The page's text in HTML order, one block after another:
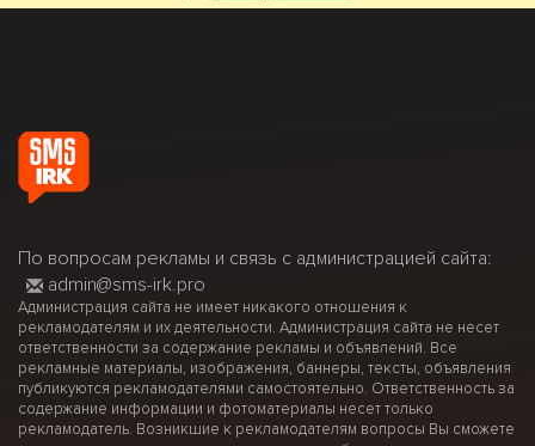
По вопросам рекламы и связь с администрацией сайта:
admin@sms-irk.pro
Администрация сайта не имеет никакого отношения к
рекламодателям и их деятельности. Администрация сайта не несет
ответственности за содержание рекламы и объявлений. Все
рекламные материалы, изображения, баннеры, тексты, объявления
публикуются рекламодателями самостоятельно. Ответственность за
содержание информации и фотоматериалы несет только
рекламодатель. Возникшие к рекламодателям вопросы Вы сможете